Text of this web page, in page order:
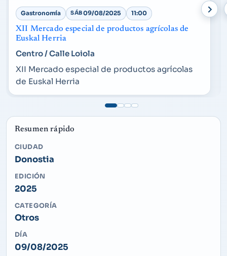
Gastronomía SÁB09/08/2025 11:00
XII Mercado especial de productos agrícolas de
Euskal Herria
Centro / Calle Loiola
XII Mercado especial de productos agrícolas
de Euskal Herria
Resumen rápido
CIUDAD
Donostia
EDICIÓN
2025
CATEGORÍA
Otros
DÍA
09/08/2025